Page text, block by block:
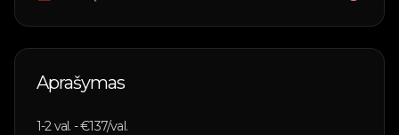
Aprašymas
1-2val. - €137/val.